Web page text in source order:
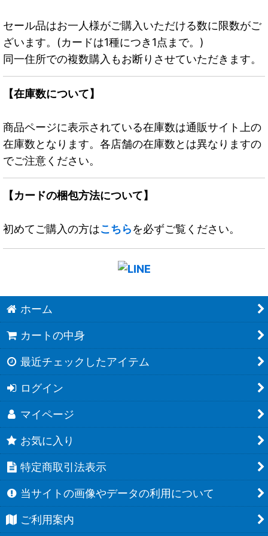
セール品はお一人様がご購入いただける数に限数がご
ざいます。(カードは1種につき1点まで。)
同一住所での複数購入もお断りさせていただきます。
【在庫数について】
商品ページに表示されている在庫数は通販サイト上の
在庫数となります。各店舗の在庫数とは異なりますの
でご注意ください。
【カードの梱包方法について】
初めてご購入の方はこちらを必ずご覧ください。
ホーム
カートの中身
最近チェックしたアイテム
ログイン
マイページ
お気に入り
特定商取引法表示
当サイトの画像やデータの利用について
ご利用案内